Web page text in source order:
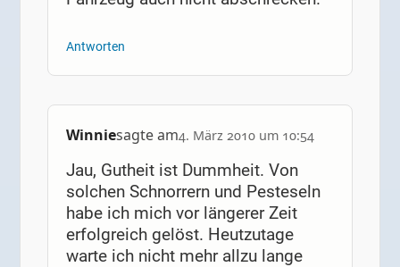
Antworten
Winniesagte am4. März 2010 um 10:54
Jau, Gutheit ist Dummheit. Von
solchen Schnorrern und Pesteseln
habe ich mich vor längerer Zeit
erfolgreich gelöst. Heutzutage
warte ich nicht mehr allzu lange